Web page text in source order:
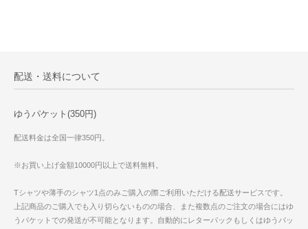
配送・送料について
ゆうパケット(350円)
配送料金は全国一律350円。
※お買い上げ金額10000円以上で送料無料。
Tシャツや薄手のシャツ1点のみご購入の際ご利用いただける配送サービスです。
上記商品のご購入でも入り切らないものの場合、また複数点のご注文の場合にはゆ
うパケットでの発送が不可能となります。自動的にレターパックもしくはゆうパッ